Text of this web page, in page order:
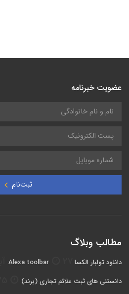
عضویت خبرنامه
ثبت‌نام
مطالب وبلاگ
دانلود تولبار الکسا Alexa toolbar
دانستنی های ثبت علائم تجاری (برند)